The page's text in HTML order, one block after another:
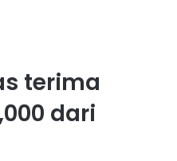
terima
dari